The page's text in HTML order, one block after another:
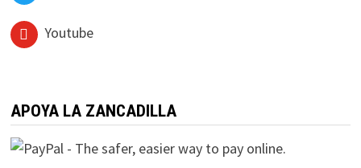
Youtube
APOYA LA ZANCADILLA